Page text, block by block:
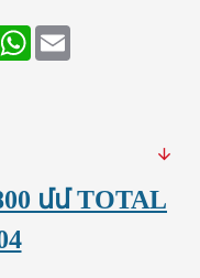
WhatsApp
Email
մմ TOTAL